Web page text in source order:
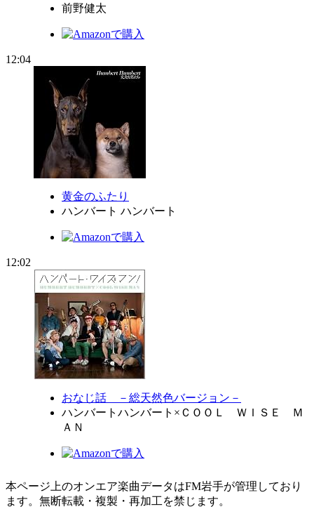
前野健太
12:04
黄金のふたり
ハンバート ハンバート
12:02
おなじ話 －総天然色バージョン－
ハンバートハンバート×ＣＯＯＬ ＷＩＳＥ Ｍ
ＡＮ
本ページ上のオンエア楽曲データはFM岩手が管理しており
ます。無断転載・複製・再加工を禁じます。